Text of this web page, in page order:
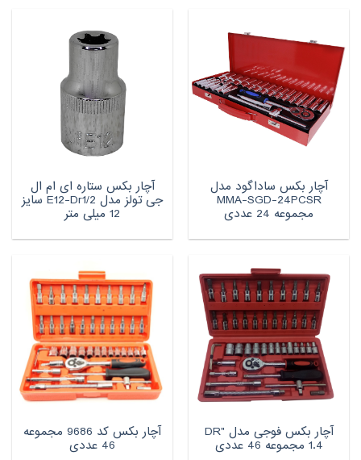
آچار بکس ساداگود مدل
MMA-SGD-24PCSR
مجموعه 24 عددی
آچار بکس ستاره ای ام ال
جی تولز مدل E12-Dr1/2 سایز
12 میلی متر
آچار بکس فوجی مدل DR"
1.4 مجموعه 46 عددی
آچار بکس کد 9686 مجموعه
46 عددی